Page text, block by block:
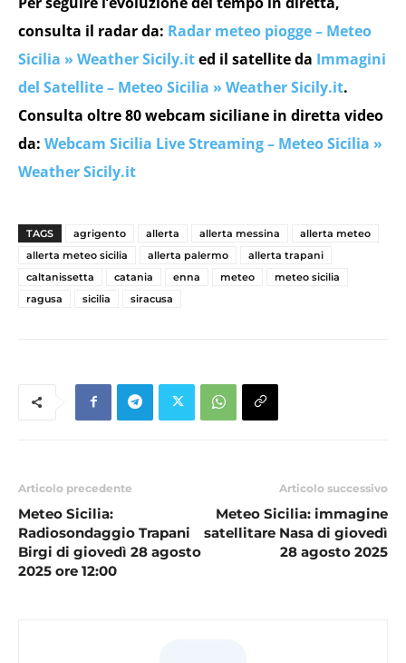
consulta il radar da: Radar meteo piogge – Meteo
Sicilia » Weather Sicily.ited il satellite da Immagini
del Satellite – Meteo Sicilia » Weather Sicily.it.
Consulta oltre 80 webcam siciliane in diretta video
da: Webcam Sicilia Live Streaming – Meteo Sicilia »
Weather Sicily.it
TAGS agrigento allerta allerta messina
allerta meteo
allerta meteo sicilia
allerta palermo
allerta trapani
caltanissetta
catania enna meteo
meteo sicilia
ragusa
sicilia siracusa
Articolo precedente
Meteo Sicilia:
Radiosondaggio Trapani
Birgi di giovedì 28 agosto
2025 ore 12:00
Articolo successivo
Meteo Sicilia: immagine
satellitare Nasa di giovedì
28 agosto 2025